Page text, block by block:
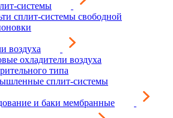
системы
сплит-системы свободной
воздуха
охладители воздуха
типа
сплит-системы
и баки мембранные